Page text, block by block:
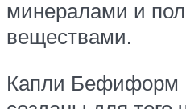
минералами и
веществами.
Капли Бефиформ